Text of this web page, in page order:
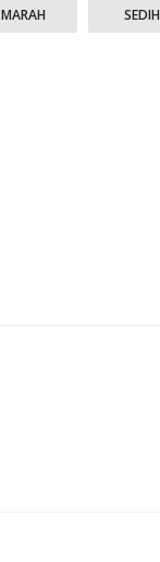
MARAH SEDIH